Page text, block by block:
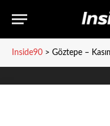
Inside90 > Göztepe –